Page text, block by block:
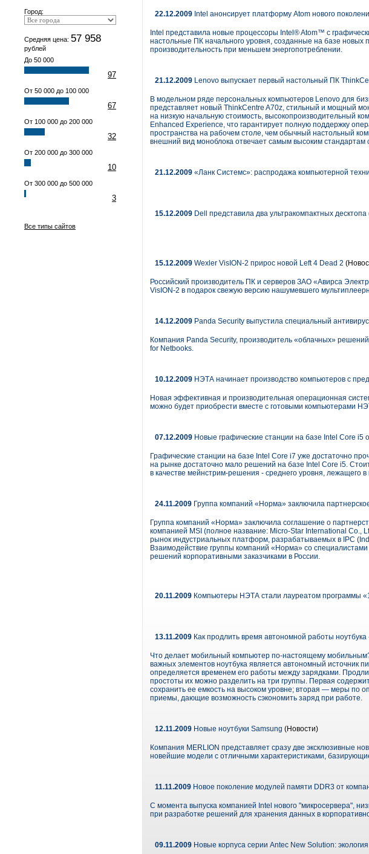
Город:
Средняя цена: 57 958
рублей
До 50 000
97
От 50 000 до 100 000
67
От 100 000 до 200 000
32
От 200 000 до 300 000
10
От 300 000 до 500 000
3
Все типы сайтов
22.12.2009 Intel анонсирует платформу Atom нового
Intel представила новые процессоры Intel® Atom™ с
настольные ПК начального уровня, созданные на базе новых
производительность при меньшем энергопотреблении.
21.12.2009 Lenovo выпускает первый настольный ПК
В модельном ряде персональных компьютеров Lenovo для
представляет новый ThinkCentre A70z, стильный и мощный
на низкую начальную стоимость, высокопроизводительный
Enhanced Experience, что гарантирует полную поддержку
пространства на рабочем столе, чем обычный настольный
внешний вид моноблока отвечает самым высоким стандартам
21.12.2009 «Ланк Системс»: распродажа компьютерной
15.12.2009 Dell представила два ультракомпактных десктопа
15.12.2009 Wexler VisION-2 прирос новой Left 4 Dead 2
Российский производитель ПК и серверов ЗАО «Авирса
VisION-2 в подарок свежую версию нашумевшего
14.12.2009 Panda Security выпустила специальный
Компания Panda Security, производитель «облачных»
for Netbooks.
10.12.2009 НЭТА начинает производство компьютеров с
Новая эффективная и производительная операционная
можно будет приобрести вместе с готовыми компьютерами
07.12.2009 Новые графические станции на базе Intel Core i5
Графические станции на базе Intel Core i7 уже достаточно
на рынке достаточно мало решений на базе Intel Core i5.
в качестве мейнстрим-решения - среднего уровня, лежащего
24.11.2009 Группа компаний «Норма» заключила
Группа компаний «Норма» заключила соглашение о
компанией MSI (полное название: Micro-Star International Co.,
рынок индустриальных платформ, разрабатываемых в IPС
Взаимодействие группы компаний «Норма» со
решений корпоративными заказчиками в России.
20.11.2009 Компьютеры НЭТА стали лауреатом программы
13.11.2009 Как продлить время автономной работы ноутбука
Что делает мобильный компьютер по-настоящему
важных элементов ноутбука является автономный источник
определяется временем его работы между зарядками.
простоты их можно разделить на три группы. Первая
сохранить ее емкость на высоком уровне; вторая — меры по
приемы, дающие возможность сэкономить заряд при работе.
12.11.2009 Новые ноутбуки Samsung (Новости)
Компания MERLION представляет сразу две эксклюзивные
новейшие модели с отличными характеристиками,
11.11.2009 Новое поколение модулей памяти DDR3 от
С момента выпуска компанией Intel нового "микросервера",
при разработке решений для хранения данных в
09.11.2009 Новые корпуса серии Antec New Solution: